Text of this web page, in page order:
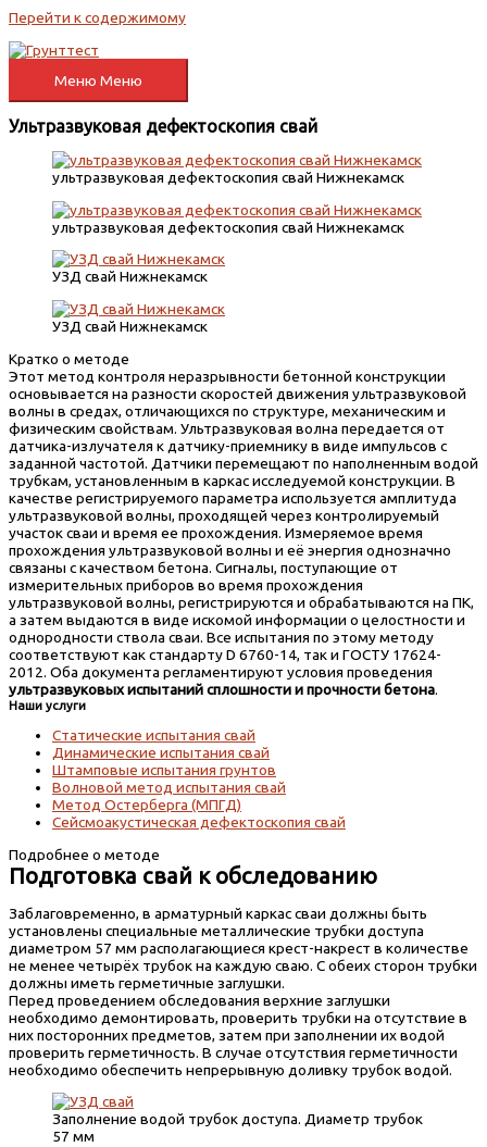
Перейти к содержимому
Меню Меню
Ультразвуковая дефектоскопия свай
ультразвуковая дефектоскопия свай Нижнекамск
ультразвуковая дефектоскопия свай Нижнекамск
УЗД свай Нижнекамск
УЗД свай Нижнекамск
Кратко о методе
Этот метод контроля неразрывности бетонной конструкции
основывается на разности скоростей движения ультразвуковой
волны в средах, отличающихся по структуре, механическим и
физическим свойствам. Ультразвуковая волна передается от
датчика-излучателя к датчику-приемнику в виде импульсов с
заданной частотой. Датчики перемещают по наполненным водой
трубкам, установленным в каркас исследуемой конструкции. В
качестве регистрируемого параметра используется амплитуда
ультразвуковой волны, проходящей через контролируемый
участок сваи и время ее прохождения. Измеряемое время
прохождения ультразвуковой волны и её энергия однозначно
связаны с качеством бетона. Сигналы, поступающие от
измерительных приборов во время прохождения
ультразвуковой волны, регистрируются и обрабатываются на ПК,
а затем выдаются в виде искомой информации о целостности и
однородности ствола сваи. Все испытания по этому методу
соответствуют как стандарту D 6760-14, так и ГОСТУ 17624-
2012. Оба документа регламентируют условия проведения
ультразвуковых испытаний сплошности и прочности бетона.
Наши услуги
Статические испытания свай
Динамические испытания свай
Штамповые испытания грунтов
Волновой метод испытания свай
Метод Остерберга (МПГД)
Сейсмоакустическая дефектоскопия свай
Подробнее о методе
Подготовка свай к обследованию
Заблаговременно, в арматурный каркас сваи должны быть
установлены специальные металлические трубки доступа
диаметром 57 мм располагающиеся крест-накрест в количестве
не менее четырёх трубок на каждую сваю. С обеих сторон трубки
должны иметь герметичные заглушки.
Перед проведением обследования верхние заглушки
необходимо демонтировать, проверить трубки на отсутствие в
них посторонних предметов, затем при заполнении их водой
проверить герметичность. В случае отсутствия герметичности
необходимо обеспечить непрерывную доливку трубок водой.
Заполнение водой трубок доступа. Диаметр трубок
57 мм